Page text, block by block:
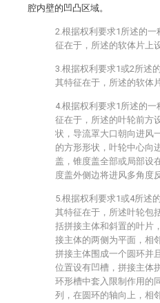
腔内壁的凹凸区域。
2.根据权利要求1所述的
征在于，所述的软体片上
3.根据权利要求1或2所述
其特征在于，所述的软体
4.根据权利要求1所述的
征在于，所述的叶轮前方
状，导流罩大口朝向进风
的方形形状，叶轮中心向
盖，锥度盖全部或局部设
度盖外侧边将进风多角度
5.根据权利要求1或4所述
其特征在于，所述叶轮包
括拼接主体和斜置的叶片
接主体的两侧为平面，相
拼接主体围成一个圆环并
位置设有凹槽，拼接主体
环形槽中套入限制作用的
列，在圆环的轴向上，相